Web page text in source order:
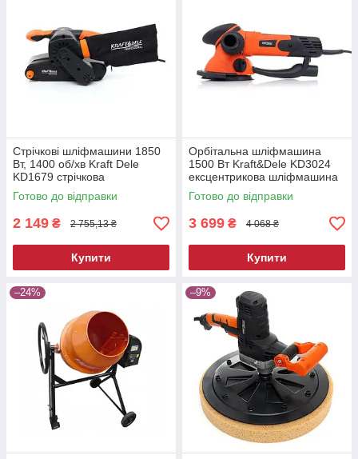
Стрічкові шліфмашини 1850
Вт, 1400 об/хв Kraft Dele
KD1679 стрічкова
шліфувальна машина
Готово до відправки
2 149 ₴ 2 755,13 ₴
Купити
Орбітальна шліфмашина
1500 Вт Kraft&Dele KD3024
ексцентрикова шліфмашина
Готово до відправки
3 699 ₴ 4 068 ₴
Купити
–24% –9%